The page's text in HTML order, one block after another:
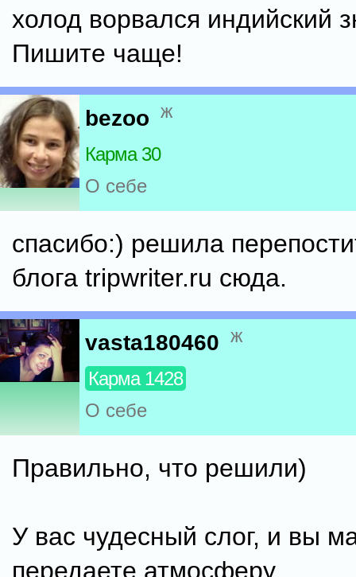
холод ворвался индийский
Пишите чаще!
bezoo ж
Карма 30
О себе
спасибо:) решила
блога tripwriter.ru сюда.
vasta180460 ж
Карма 1428
О себе
Правильно, что решили)
У вас чудесный слог, и вы
передаете атмосферу.